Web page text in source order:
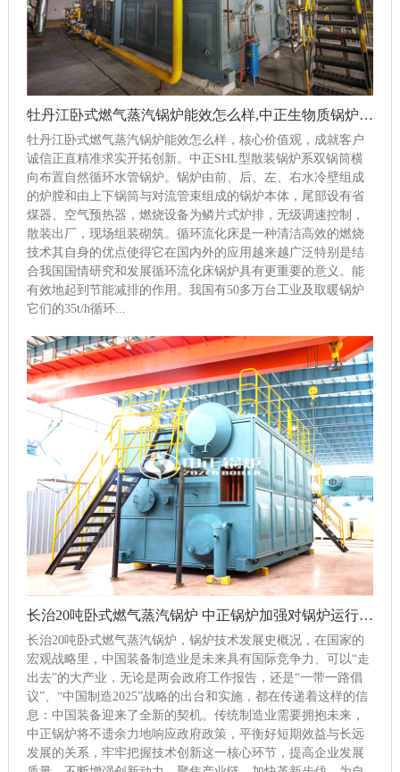
牡丹江卧式燃气蒸汽锅炉能效怎么样,中正生物质锅炉节能技术引领行业
牡丹江卧式燃气蒸汽锅炉能效怎么样，核心价值观，成就客户
诚信正直精准求实开拓创新。中正SHL型散装锅炉系双锅筒横
向布置自然循环水管锅炉。锅炉由前、后、左、右水冷壁组成
的炉膛和由上下锅筒与对流管束组成的锅炉本体，尾部设有省
煤器、空气预热器，燃烧设备为鳞片式炉排，无级调速控制，
散装出厂，现场组装砌筑。循环流化床是一种清洁高效的燃烧
技术其自身的优点使得它在国内外的应用越来越广泛特别是结
合我国国情研究和发展循环流化床锅炉具有更重要的意义。能
有效地起到节能减排的作用。我国有50多万台工业及取暖锅炉
它们的35t/h循环...
长治20吨卧式燃气蒸汽锅炉 中正锅炉加强对锅炉运行的监督及管理
长治20吨卧式燃气蒸汽锅炉，锅炉技术发展史概况，在国家的
宏观战略里，中国装备制造业是未来具有国际竞争力、可以“走
出去”的大产业，无论是两会政府工作报告，还是“一带一路倡
议”、“中国制造2025”战略的出台和实施，都在传递着这样的信
息：中国装备迎来了全新的契机。传统制造业需要拥抱未来，
中正锅炉将不遗余力地响应政府政策，平衡好短期效益与长远
发展的关系，牢牢把握技术创新这一核心环节，提高企业发展